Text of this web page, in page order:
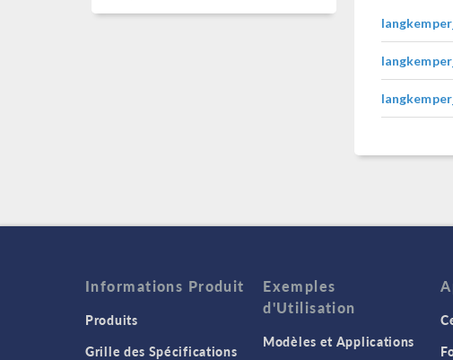
Informations Produit
Produits
Grille des Spécifications
Exemples
d'Utilisation
Modèles et Applications